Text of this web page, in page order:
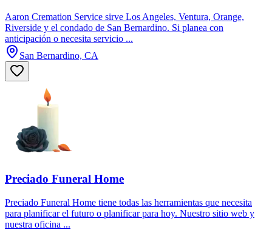
Aaron Cremation Service sirve Los Angeles, Ventura, Orange,
Riverside y el condado de San Bernardino. Si planea con
anticipación o necesita servicio ...
San Bernardino, CA
Preciado Funeral Home
Preciado Funeral Home tiene todas las herramientas que necesita
para planificar el futuro o planificar para hoy. Nuestro sitio web y
nuestra oficina ...